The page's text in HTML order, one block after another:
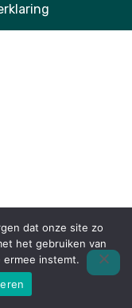
dat onze site zo
het gebruiken van
ermee instemt.